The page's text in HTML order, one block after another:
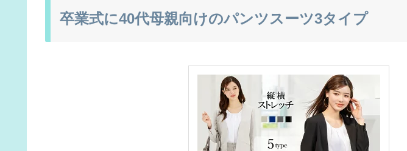
卒業式に40代母親向けのパンツスーツ3タイプ